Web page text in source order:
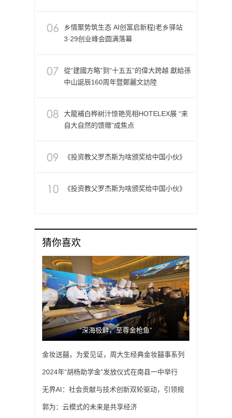
乡情聚势筑生态 AI创富启新程|老乡驿站
3·29创业峰会圆满落幕
從“建國方略”到“十五五”的偉大跨越 獻給孫
中山誕辰160周年暨鄭麗文訪陸
大龍補白桦树汁惊艳亮相HOTELEX展 “来
自大自然的馈赠”成焦点
《投资教父罗杰斯为啥颁奖给中国小伙》
《投资教父罗杰斯为啥颁奖给中国小伙》
猜你喜欢
“深海极鲜，至尊金枪鱼”
金妆送囍，为爱见证，周大生经典金妆囍事系列
为国庆送囍
2024年“胡杨助学金”发放仪式在南县一中举行
无界AI：社会贡献与技术创新双轮驱动，引领规
模发展新篇章
郭为：云模式的未来是共享经济